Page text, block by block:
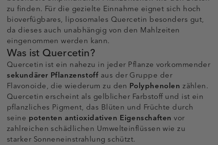
zu finden. Für die gezielte Einnahme eignet sich hoch
bioverfügbares, liposomales Quercetin besonders gut,
da dieses auch unabhängig von den Mahlzeiten
eingenommen werden kann.
Was ist Quercetin?
Quercetin ist ein nahezu in jeder Pflanze vorkommender
sekundärer Pflanzenstoff aus der Gruppe der
Flavonoide, die wiederum zu den Polyphenolen zählen.
Quercetin erscheint als gelblicher Farbstoff und ist ein
pflanzliches Pigment, das Blüten und Früchte durch
seine potenten antioxidativen Eigenschaften vor
zahlreichen schädlichen Umwelteinflüssen wie zu
starker Sonneneinstrahlung schützt.